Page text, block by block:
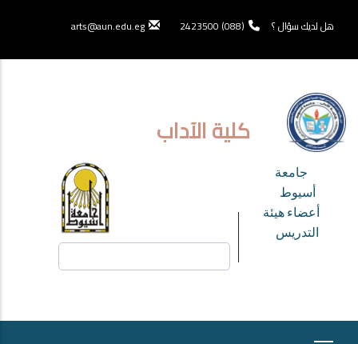
الرئيسي
هل لديك سؤال ؟ (088) 2423500
arts@aun.edu.eg
كلية الآداب
HEADER
MENU
جامعة
أسيوط
أعضاء هيئة
التدريس
بحث